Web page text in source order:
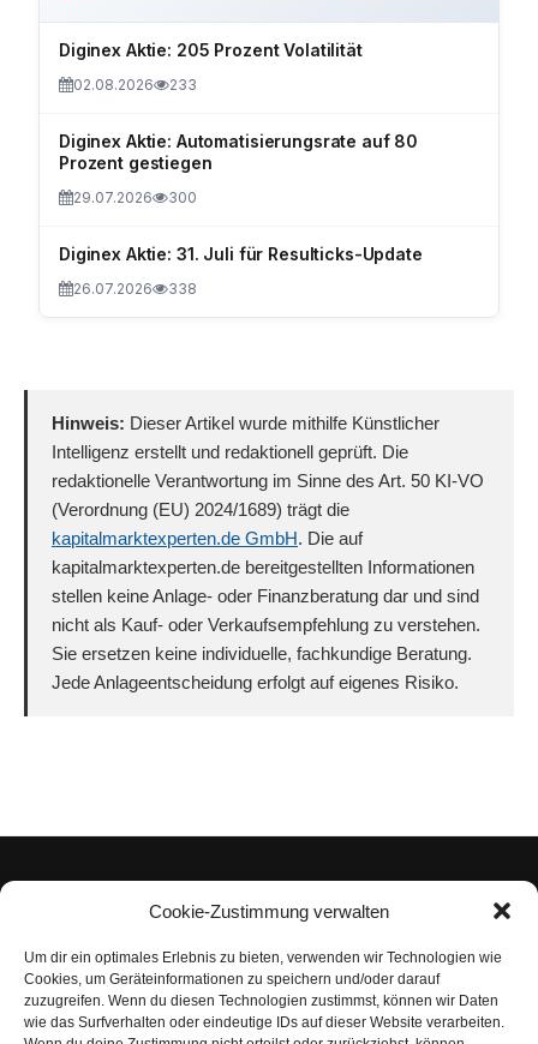
Cookie-Zustimmung verwalten
Um dir ein optimales Erlebnis zu bieten, verwenden wir Technologien wie
Cookies, um Geräteinformationen zu speichern und/oder darauf
zuzugreifen. Wenn du diesen Technologien zustimmst, können wir Daten
wie das Surfverhalten oder eindeutige IDs auf dieser Website verarbeiten.
Diginex Aktie: 205 Prozent Volatilität
02.08.2026 233
Diginex Aktie: Automatisierungsrate auf 80
Prozent gestiegen
29.07.2026 300
Diginex Aktie: 31. Juli für Resulticks-Update
26.07.2026 338
Hinweis: Dieser Artikel wurde mithilfe Künstlicher
Intelligenz erstellt und redaktionell geprüft. Die
redaktionelle Verantwortung im Sinne des Art. 50 KI-VO
(Verordnung (EU) 2024/1689) trägt die
kapitalmarktexperten.de GmbH. Die auf
kapitalmarktexperten.de bereitgestellten Informationen
stellen keine Anlage- oder Finanzberatung dar und sind
nicht als Kauf- oder Verkaufsempfehlung zu verstehen.
Sie ersetzen keine individuelle, fachkundige Beratung.
Jede Anlageentscheidung erfolgt auf eigenes Risiko.
Impressum
Datenschutzerklärung